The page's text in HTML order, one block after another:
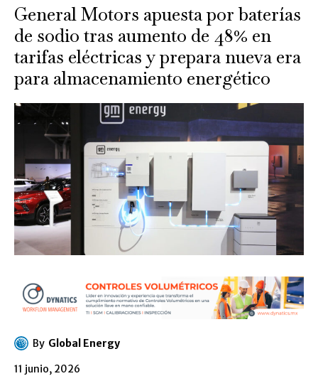
General Motors apuesta por baterías
de sodio tras aumento de 48% en
tarifas eléctricas y prepara nueva era
para almacenamiento energético
By Global Energy
11 junio, 2026